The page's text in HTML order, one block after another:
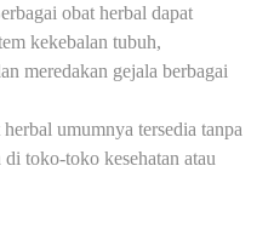
obat herbal dapat
kekebalan tubuh,
meredakan gejala berbagai
umumnya tersedia tanpa
toko-toko kesehatan atau